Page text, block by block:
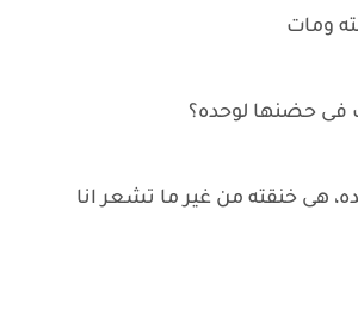
ومات
فى حضنها لوحده؟
هى خنقته من غير ما تشعر انا